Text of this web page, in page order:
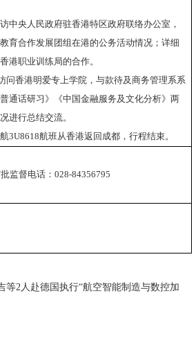
中央人民政府驻香港特区政府联络办公室，
育合作发展团组在港的公务活动情况；详细
港职业训练局的合作。
问香港明爱专上学院，与款待及商务管理系系
通话研习》《中国金融服务及文化分析》两
进行总结交流。
3U8618航班从香港返回成都，行程结束。
监督电话 ：028-84356795
等2人赴德国执行“航空智能制造与数控加